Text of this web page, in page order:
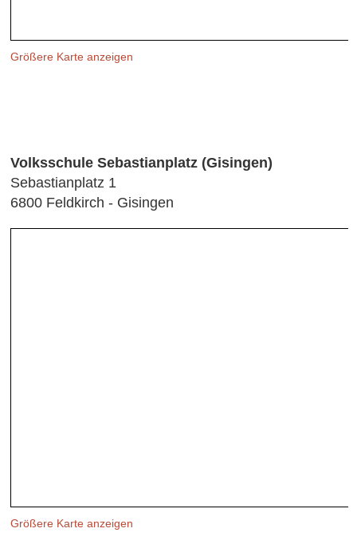
Größere Karte anzeigen
Volksschule Sebastianplatz (Gisingen)
Sebastianplatz 1
6800 Feldkirch - Gisingen
Größere Karte anzeigen